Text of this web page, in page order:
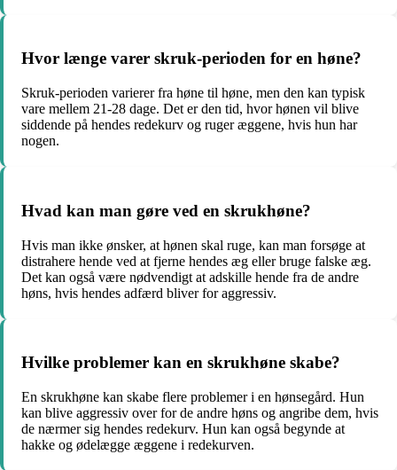
Hvor længe varer skruk-perioden for en høne?
Skruk-perioden varierer fra høne til høne, men den kan typisk
vare mellem 21-28 dage. Det er den tid, hvor hønen vil blive
siddende på hendes redekurv og ruger æggene, hvis hun har
nogen.
Hvad kan man gøre ved en skrukhøne?
Hvis man ikke ønsker, at hønen skal ruge, kan man forsøge at
distrahere hende ved at fjerne hendes æg eller bruge falske æg.
Det kan også være nødvendigt at adskille hende fra de andre
høns, hvis hendes adfærd bliver for aggressiv.
Hvilke problemer kan en skrukhøne skabe?
En skrukhøne kan skabe flere problemer i en hønsegård. Hun
kan blive aggressiv over for de andre høns og angribe dem, hvis
de nærmer sig hendes redekurv. Hun kan også begynde at
hakke og ødelægge æggene i redekurven.